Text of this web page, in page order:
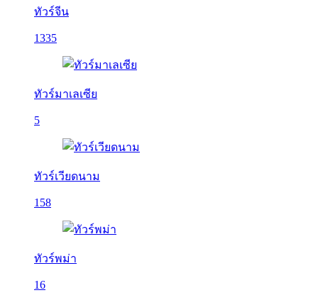
ทัวร์จีน
1335
ทัวร์มาเลเซีย
5
ทัวร์เวียดนาม
158
ทัวร์พม่า
16